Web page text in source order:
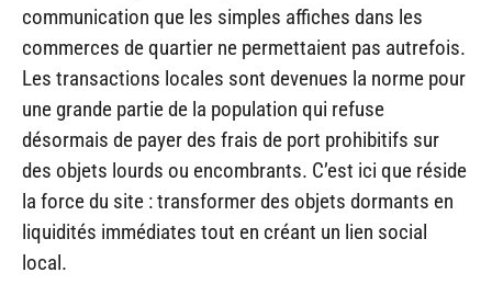
communication que les simples affiches dans les
commerces de quartier ne permettaient pas autrefois.
Les transactions locales sont devenues la norme pour
une grande partie de la population qui refuse
désormais de payer des frais de port prohibitifs sur
des objets lourds ou encombrants. C’est ici que réside
la force du site : transformer des objets dormants en
liquidités immédiates tout en créant un lien social
local.